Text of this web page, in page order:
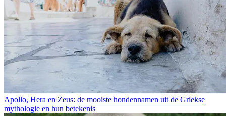
Apollo, Hera en Zeus: de mooiste hondennamen uit de Griekse
mythologie en hun betekenis